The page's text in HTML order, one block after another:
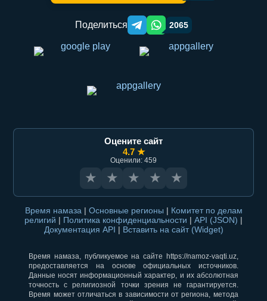
Поделиться Telegram orqali ulashish
WhatsApp orqali ulashish
2065
Оцените сайт
4.7 ★
Оценили: 459
★ ★ ★ ★ ★
Время намаза | Основные регионы | Комитет по делам
религий | Политика конфиденциальности | API (JSON) |
Документация API | Вставить на сайт (Widget)
Время намаза, публикуемое на сайте https://namoz-vaqti.uz,
предоставляется на основе официальных источников.
Данные носят информационный характер, и их абсолютная
точность с религиозной точки зрения не гарантируется.
Время может отличаться в зависимости от региона, метода